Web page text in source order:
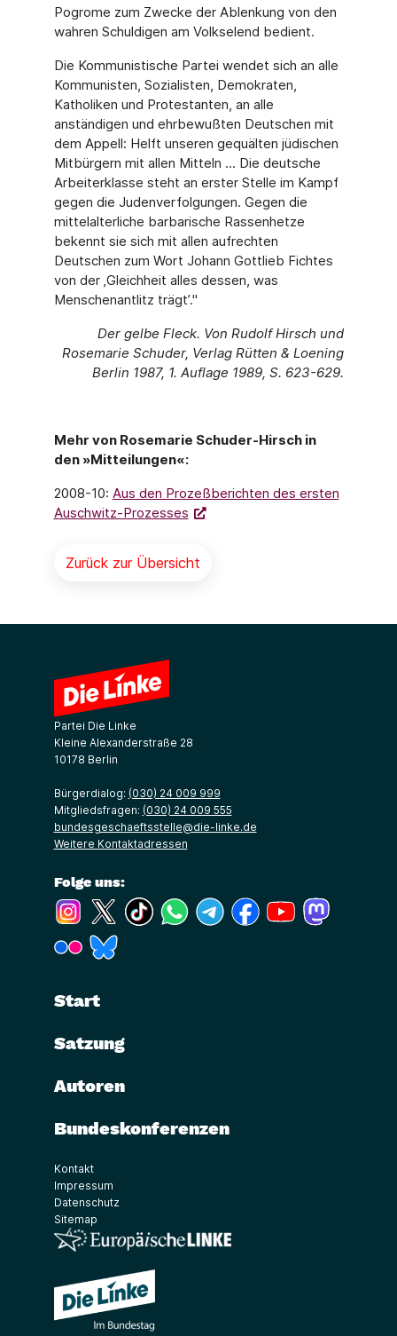
Pogrome zum Zwecke der Ablenkung von den
wahren Schuldigen am Volkselend bedient.
Die Kommunistische Partei wendet sich an alle
Kommunisten, Sozialisten, Demokraten,
Katholiken und Protestanten, an alle
anständigen und ehrbewußten Deutschen mit
dem Appell: Helft unseren gequälten jüdischen
Mitbürgern mit allen Mitteln ... Die deutsche
Arbeiterklasse steht an erster Stelle im Kampf
gegen die Judenverfolgungen. Gegen die
mittelalterliche barbarische Rassenhetze
bekennt sie sich mit allen aufrechten
Deutschen zum Wort Johann Gottlieb Fichtes
von der ‚Gleichheit alles dessen, was
Menschenantlitz trägt’."
Der gelbe Fleck. Von Rudolf Hirsch und
Rosemarie Schuder, Verlag Rütten & Loening
Berlin 1987, 1. Auflage 1989, S. 623-629.
Mehr von Rosemarie Schuder-Hirsch in
den »Mitteilungen«:
2008-10: Aus den Prozeßberichten des ersten
Auschwitz-Prozesses
Zurück zur Übersicht
Partei Die Linke
Kleine Alexanderstraße 28
10178 Berlin
Bürgerdialog: (030) 24 009 999
Mitgliedsfragen: (030) 24 009 555
bundesgeschaeftsstelle@die-linke.de
Weitere Kontaktadressen
Folge uns:
(Link öffnet ein neues Fenster)
(Link öffnet ein neues Fenster)
(Link öffnet ein neues Fenster)
(Link öffnet ein neues Fenster)
(Link öffnet ein neues Fenster)
(Link öffnet ein neues
(Link öffnet ein
(Link öffnet ein neues Fenster)
Start
Satzung
Autoren
Bundeskonferenzen
Kontakt
Impressum
Datenschutz
Sitemap
(Link öffnet ein neues Fenster)